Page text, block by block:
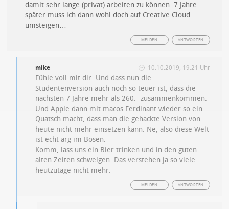
damit sehr lange (privat) arbeiten zu können. 7 Jahre
später muss ich dann wohl doch auf Creative Cloud
umsteigen…
ANTWORTEN
MELDEN
mike 10.10.2019, 19:21 Uhr
Fühle voll mit dir. Und dass nun die
Studentenversion auch noch so teuer ist, dass die
nächsten 7 Jahre mehr als 260.- zusammenkommen.
Und Apple dann mit macos Ferdinant wieder so ein
Quatsch macht, dass man die gehackte Version von
heute nicht mehr einsetzen kann. Ne, also diese Welt
ist echt arg im Bösen.
Komm, lass uns ein Bier trinken und in den guten
alten Zeiten schwelgen. Das verstehen ja so viele
heutzutage nicht mehr.
ANTWORTEN
MELDEN